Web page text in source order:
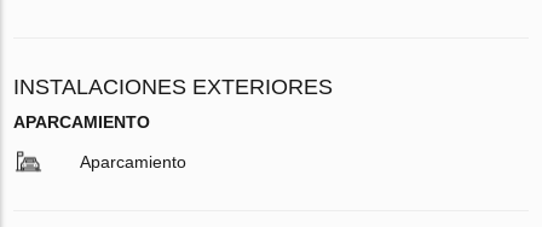
INSTALACIONES EXTERIORES
APARCAMIENTO
Aparcamiento